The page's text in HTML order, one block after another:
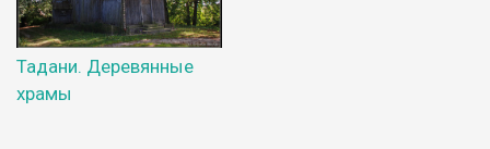
Тадани. Деревянные
храмы